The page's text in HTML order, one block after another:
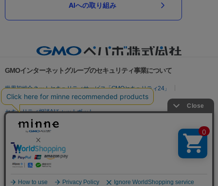
AIへの取り組み
GMOインターネットグループのセキュリティ事業について
世界初総合ネットセキュリティサービス「GMOセキュリティ24」
パスワード漏洩診断
Webサイトリスク診断
セキュリティ相談AIチャットボット
実在証明・盗聴対策
サイバー攻撃対策（GMO Flatt Security）
セキュリティ事業の軌跡